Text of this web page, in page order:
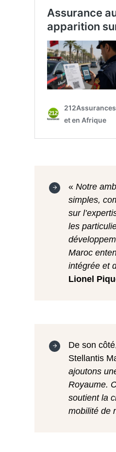
« Notre
simples,
sur
les
Maroc
intégrée et
Lionel
De son
Stellantis
ajoutons
Royaume.
soutient la
mobilité de